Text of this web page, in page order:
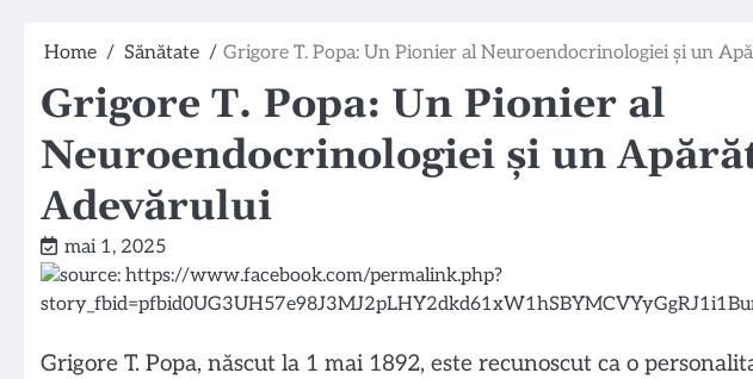
Home Sănătate Grigore T. Popa: Un Pionier al Neuroendocrinologiei și un
Grigore T. Popa: Un Pionier al
Neuroendocrinologiei și un
Adevărului
mai 1, 2025
Grigore T. Popa, născut la 1 mai 1892, este recunoscut ca o